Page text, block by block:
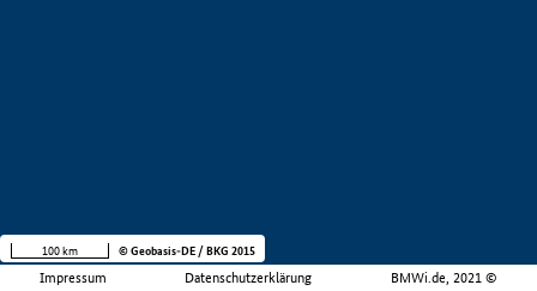
Impressum Datenschutzerklärung BMWi.de, 2021 ©
100 km © Geobasis-DE / BKG 2015